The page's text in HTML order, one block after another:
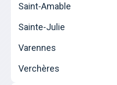
Saint-Amable
Sainte-Julie
Varennes
Verchères